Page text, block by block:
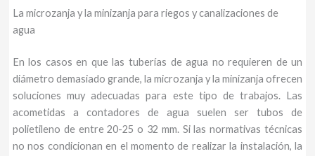
La microzanja y la minizanja para riegos y canalizaciones de
agua
En los casos en que las tuberías de agua no requieren de un
diámetro demasiado grande, la microzanja y la minizanja ofrecen
soluciones muy adecuadas para este tipo de trabajos. Las
acometidas a contadores de agua suelen ser tubos de
polietileno de entre 20-25 o 32 mm. Si las normativas técnicas
no nos condicionan en el momento de realizar la instalación, la